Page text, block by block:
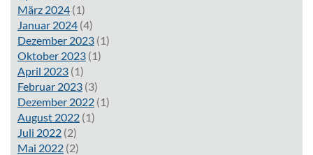
März 2024 (1)
Januar 2024 (4)
Dezember 2023 (1)
Oktober 2023 (1)
April 2023 (1)
Februar 2023 (3)
Dezember 2022 (1)
August 2022 (1)
Juli 2022 (2)
Mai 2022 (2)